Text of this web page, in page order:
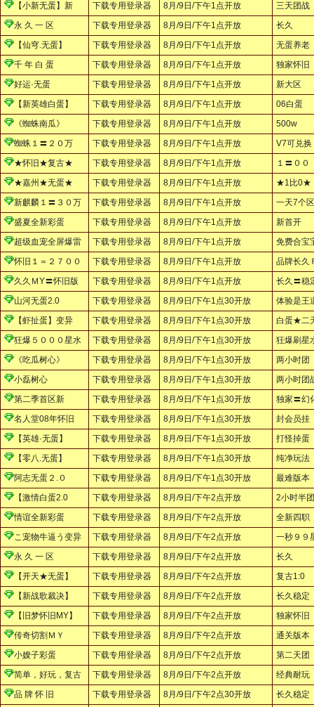
【小新无蛋】新
下载专用登录器 8月/9日/下午1点开放
三天团战
永 久 一 区
下载专用登录器 8月/9日/下午1点开放
长久
【仙穹.无蛋】
下载专用登录器 8月/9日/下午1点开放
无蛋养老
千 年 白 蛋
下载专用登录器 8月/9日/下午1点开放
独家怀旧
好运·无蛋
下载专用登录器 8月/9日/下午1点开放
新大区
【新英雄白蛋】
下载专用登录器 8月/9日/下午1点开放
06白蛋
《蜘蛛南瓜》
下载专用登录器 8月/9日/下午1点开放
500w
蜘蛛１〓２０万
下载专用登录器 8月/9日/下午1点开放
V7可兑换
★怀旧★复古★
下载专用登录器 8月/9日/下午1点开放
１〓００
★嘉州★无蛋★
下载专用登录器 8月/9日/下午1点开放
★1比0★
新麒麟１〓３０万
下载专用登录器 8月/9日/下午1点开放
一天7个区
盛夏全新彩蛋
下载专用登录器 8月/9日/下午1点开放
新首开
超级血宠全屏爆雷
下载专用登录器 8月/9日/下午1点开放
免费合宝
怀旧１＝２７００
下载专用登录器 8月/9日/下午1点开放
品牌长久
久久ＭY〓怀旧版
下载专用登录器 8月/9日/下午1点开放
长久〓稳
山河无蛋2.0
下载专用登录器 8月/9日/下午1点30开放
体验是王
【虾扯蛋】变异
下载专用登录器 8月/9日/下午1点30开放
白蛋★二
狂爆５０００星水
下载专用登录器 8月/9日/下午1点30开放
狂爆刷星
《吃瓜树心》
下载专用登录器 8月/9日/下午1点30开放
两小时团
小磊树心
下载专用登录器 8月/9日/下午1点30开放
两小时团
第二季首区新
下载专用登录器 8月/9日/下午1点30开放
独家〓幻
名人堂08年怀旧
下载专用登录器 8月/9日/下午1点30开放
封会员挂
【英雄·无蛋】
下载专用登录器 8月/9日/下午1点30开放
打怪掉蛋
【零八.无蛋】
下载专用登录器 8月/9日/下午1点30开放
纯净玩法
阿志无蛋２.０
下载专用登录器 8月/9日/下午1点30开放
最难版本
【激情白蛋2.0
下载专用登录器 8月/9日/下午2点开放
2小时半团
情谊全新彩蛋
下载专用登录器 8月/9日/下午2点开放
全新四职
こ宠物牛逼う变异
下载专用登录器 8月/9日/下午2点开放
一秒９９
永 久 一 区
下载专用登录器 8月/9日/下午2点开放
长久
【开天★无蛋】
下载专用登录器 8月/9日/下午2点开放
复古1:0
【新战歌裁决】
下载专用登录器 8月/9日/下午2点开放
长久稳定
【旧梦怀旧MY】
下载专用登录器 8月/9日/下午2点开放
独家怀旧
传奇切割ＭＹ
下载专用登录器 8月/9日/下午2点开放
通关版本
小嫂子彩蛋
下载专用登录器 8月/9日/下午2点开放
第二天团
简单，好玩，复古
下载专用登录器 8月/9日/下午2点开放
经典耐玩
品 牌 怀 旧
下载专用登录器 8月/9日/下午2点30开放
长久稳定